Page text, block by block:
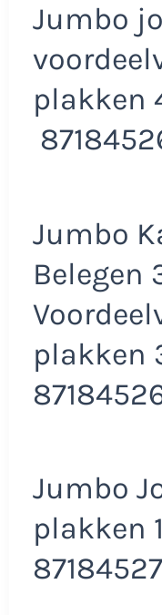
Jumbo
plakken
Jumbo
Belegen
plakken
Jumbo
plakken